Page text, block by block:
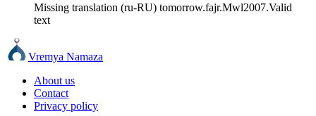
Missing translation (ru-RU) tomorrow.fajr.Mwl2007.Valid
text
Vremya Namaza
About us
Contact
Privacy policy